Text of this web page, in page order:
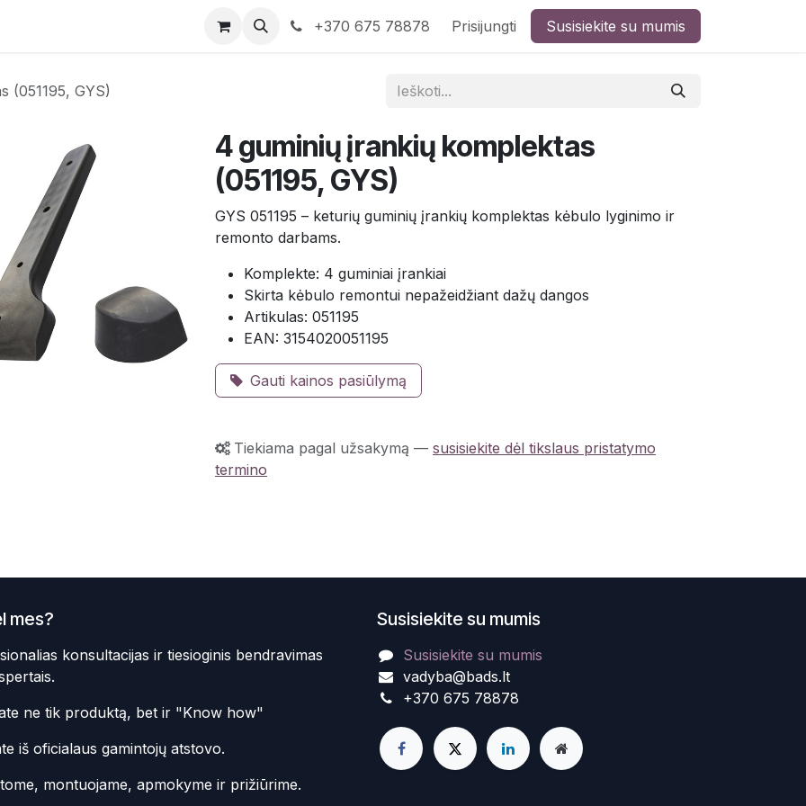
+370 675 78878 Prisijungti Susisiekite su mumis
(051195, GYS)
4 guminių įrankių komplektas
(051195, GYS)
GYS 051195 – keturių guminių įrankių komplektas kėbulo lyginimo ir
remonto darbams.
Komplekte: 4 guminiai įrankiai
Skirta kėbulo remontui nepažeidžiant dažų dangos
Artikulas: 051195
EAN: 3154020051195
Gauti kainos pasiūlymą
Tiekiama pagal užsakymą — susisiekite dėl tikslaus pristatymo
termino
Susisiekite su mumis
Susisiekite su mumis
vadyba@bads.lt
+370 675 78878
mes?
konsultacijas ir tiesioginis bendravimas
ne tik produktą, bet ir "Know how"
iš oficialaus gamintojų atstovo.
montuojame, apmokyme ir prižiūrime.